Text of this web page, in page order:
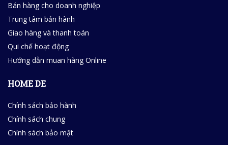
Bán hàng cho doanh nghiệp
Trung tâm bản hành
Giao hàng và thanh toán
Qui chế hoạt động
Hướng dẫn muan hàng Online
HOME DE
Chính sách bảo hành
Chính sách chung
Chính sách bảo mật